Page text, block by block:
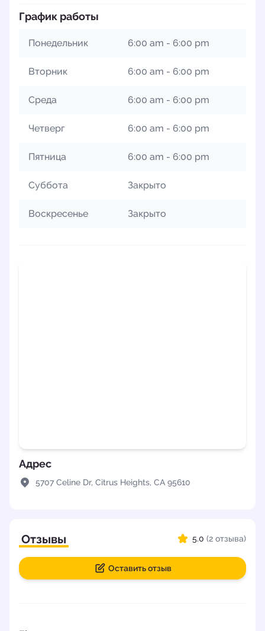
График работы
Понедельник 6:00 am - 6:00 pm
Вторник 6:00 am - 6:00 pm
Среда 6:00 am - 6:00 pm
Четверг 6:00 am - 6:00 pm
Пятница 6:00 am - 6:00 pm
Суббота Закрыто
Воскресенье Закрыто
Адрес
5707 Celine Dr, Citrus Heights, CA 95610
Отзывы 5.0 (2 отзыва)
Оставить отзыв